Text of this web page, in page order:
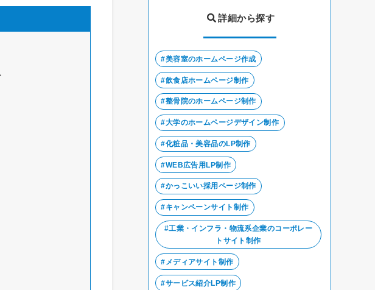
詳細から探す
美容室のホームページ作成
飲食店ホームページ制作
整骨院のホームページ制作
大学のホームページデザイン制作
化粧品・美容品のLP制作
WEB広告用LP制作
かっこいい採用ページ制作
キャンペーンサイト制作
工業・インフラ・物流系企業のコーポレー
トサイト制作
メディアサイト制作
サービス紹介LP制作